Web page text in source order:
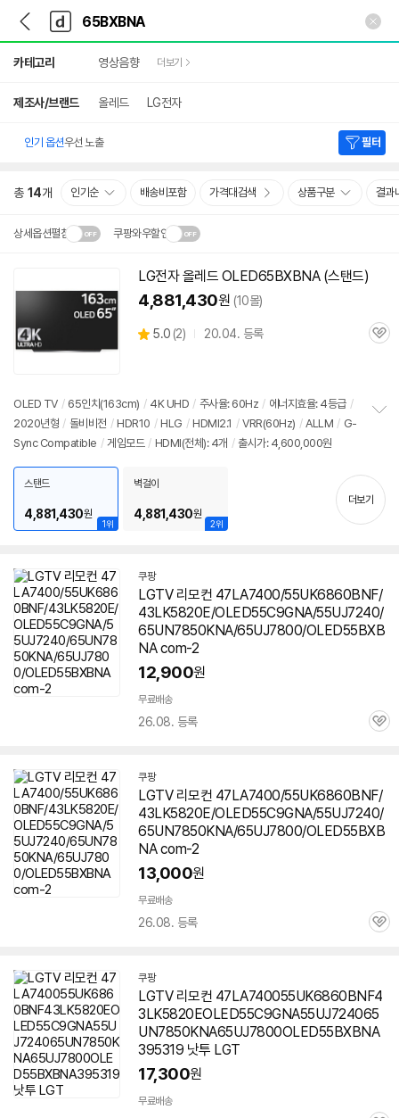
다
나
와
가
기
다
와
메
인
카테고리 영상음향 더보기
제조사/브랜드 올레드 LG전자
인기 옵션우선 노출 필터
총 14개 인기순 배송비포함 가격대검색 상품구분 결과
상세옵션펼침 쿠팡와우할인
배송·설치비가 달라집니다.
기
LG전자 올레드 OLED65BXBNA (스탠드)
4,881,430원 (10몰)
별
5.0 (상
2) 20.04. 등록
관
OLED TV / 65인치(163cm) / 4K UHD / 주사율: 60Hz / 에너지효율: 4등급 /
2020년형 / 돌비비전 / HDR10 / HLG / HDMI2.1 / VRR(60Hz) / ALLM / G-
Sync Compatible / 게임모드 / HDMI(전체): 4개 / 출시가: 4,600,000원
기
1위
스탠드
4,881,430원
2위
벽걸이
4,881,430원
더보기
쿠팡
LGTV 리모컨 47LA7400/55UK6860BNF/
43LK5820E/OLED55C9GNA/55UJ7240/
65UN7850KNA/65UJ7800/OLED55BXB
NA com-2
12,900원
무료배송
26.08. 등록
관
쿠팡
LGTV 리모컨 47LA7400/55UK6860BNF/
43LK5820E/OLED55C9GNA/55UJ7240/
65UN7850KNA/65UJ7800/OLED55BXB
NA com-2
13,000원
무료배송
26.08. 등록
관
쿠팡
LGTV 리모컨 47LA740055UK6860BNF4
3LK5820EOLED55C9GNA55UJ724065
UN7850KNA65UJ7800OLED55BXBNA
395319 낫투 LGT
17,300원
무료배송